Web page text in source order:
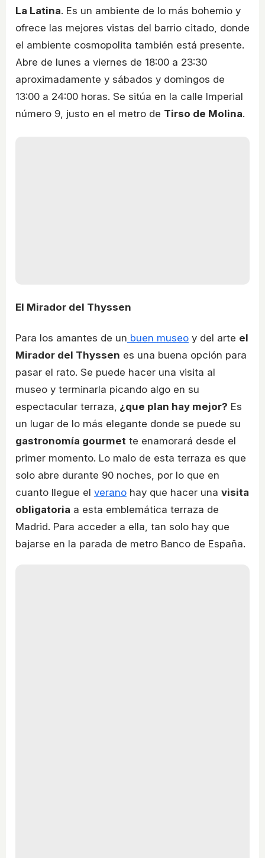
La Latina. Es un ambiente de lo más bohemio y
ofrece las mejores vistas del barrio citado, donde
el ambiente cosmopolita también está presente.
Abre de lunes a viernes de 18:00 a 23:30
aproximadamente y sábados y domingos de
13:00 a 24:00 horas. Se sitúa en la calle Imperial
número 9, justo en el metro de Tirso de Molina.
El Mirador del Thyssen
Para los amantes de un buen museo y del arte el
Mirador del Thyssen es una buena opción para
pasar el rato. Se puede hacer una visita al
museo y terminarla picando algo en su
espectacular terraza, ¿que plan hay mejor? Es
un lugar de lo más elegante donde se puede su
gastronomía gourmet te enamorará desde el
primer momento. Lo malo de esta terraza es que
solo abre durante 90 noches, por lo que en
cuanto llegue el verano hay que hacer una visita
obligatoria a esta emblemática terraza de
Madrid. Para acceder a ella, tan solo hay que
bajarse en la parada de metro Banco de España.